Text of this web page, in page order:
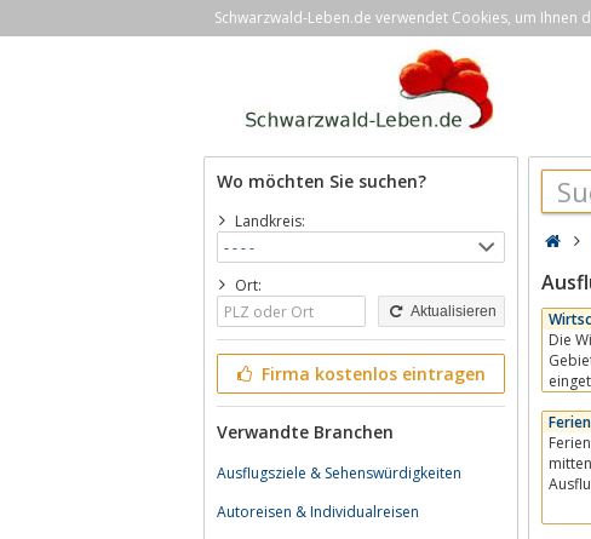
Schwarzwald-Leben.de verwendet Cookies, um Ihnen
Wo möchten Sie suchen?
Landkreis:
Ort:
Aktualisieren
Firma kostenlos eintragen
Verwandte Branchen
Ausflugsziele & Sehenswürdigkeiten
Autoreisen & Individualreisen
Die
mitten